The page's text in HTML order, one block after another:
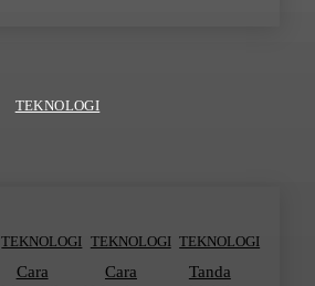
TEKNOLOGI
TEKNOLOGI
Cara
TEKNOLOGI
Cara
TEKNOLOGI
Tanda